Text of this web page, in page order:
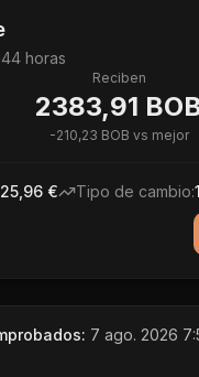
horas
Reciben
2383,91
-210,23 BOB vs mejor
25,96 € Tipo de cambio:
7 ago. 2026